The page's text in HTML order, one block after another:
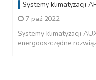
Systemy klimatyzacji
7 paź 2022
Systemy klimatyzacji
energooszczędne